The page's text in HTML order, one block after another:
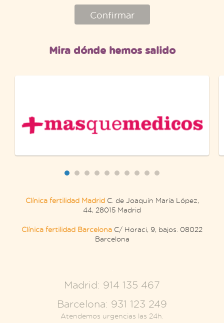
Confirmar
Mira dónde hemos salido
Clínica fertilidad MadridC. de Joaquín María López,
44, 28015 Madrid
Clínica fertilidad Barcelona C/ Horaci, 9, bajos. 08022
Barcelona
Madrid: 914 135 467
Barcelona: 931 123 249
Atendemos urgencias las 24h.